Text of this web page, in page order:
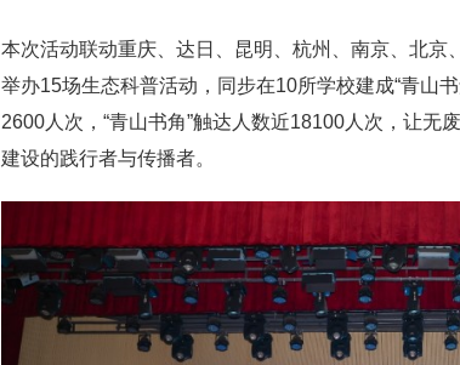
本次活动联动重庆、达日、昆明、杭州、南京、北
举办15场生态科普活动，同步在10所学校建成“青山
2600人次，“青山书角”触达人数近18100人次，让无
建设的践行者与传播者。